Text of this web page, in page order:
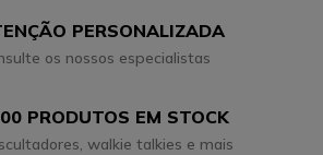
PERSONALIZADA
os nossos especialistas
PRODUTOS EM STOCK
walkie talkies e mais